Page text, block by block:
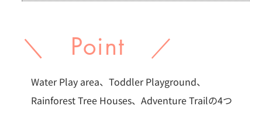
＼ Point ／
Water Play area、Toddler Playground、
Rainforest Tree Houses、Adventure Trailの4つ